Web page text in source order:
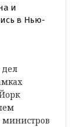
и
в Нью-
министров